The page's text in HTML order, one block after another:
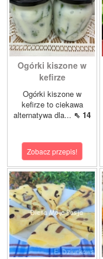
Ogórki kiszone w
kefirze
Ogórki kiszone w
kefirze to ciekawa
alternatywa dla... ⇖ 14
Zobacz przepis!